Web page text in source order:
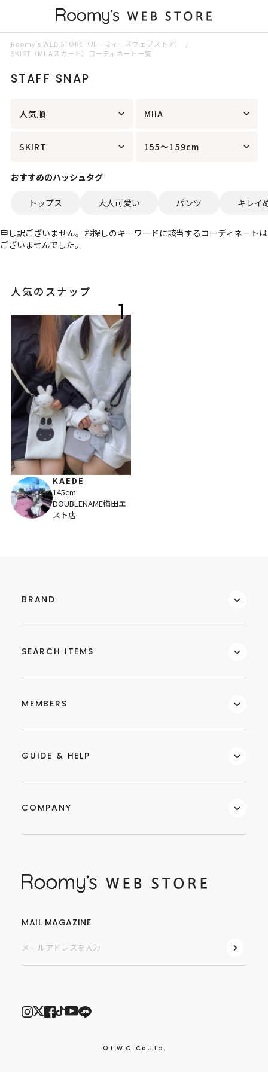
Roomy’s WEB STORE（ルーミィーズウェブストア）
SKIRT（MIIAスカート）コーディネート一覧
STAFF SNAP
人気順 MIIA
SKIRT 155～159cm
おすすめのハッシュタグ
トップス 大人可愛い パンツ キレイ
申し訳ございません。お探しのキーワードに該当するコーディネートは
ございませんでした。
人気のスナップ
1
KAEDE
145cm
DOUBLENAME梅田エ
スト店
BRAND
SEARCH ITEMS
MEMBERS
GUIDE & HELP
COMPANY
MAIL MAGAZINE
© L.W.C. Co.,Ltd.